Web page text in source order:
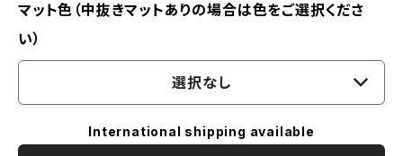
マット色（中抜きマットありの場合は色をご選択くださ
い）
選択なし
International shipping available